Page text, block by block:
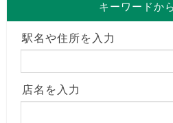
キーワードか
駅名や住所を入力
店名を入力